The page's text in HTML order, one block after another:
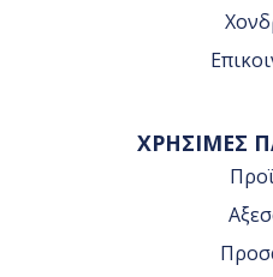
ΧΡΗΣΙΜΕΣ